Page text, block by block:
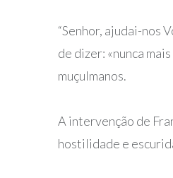
“Senhor, ajudai-nos
de dizer: «nunca
muçulmanos.
A intervenção de
hostilidade e